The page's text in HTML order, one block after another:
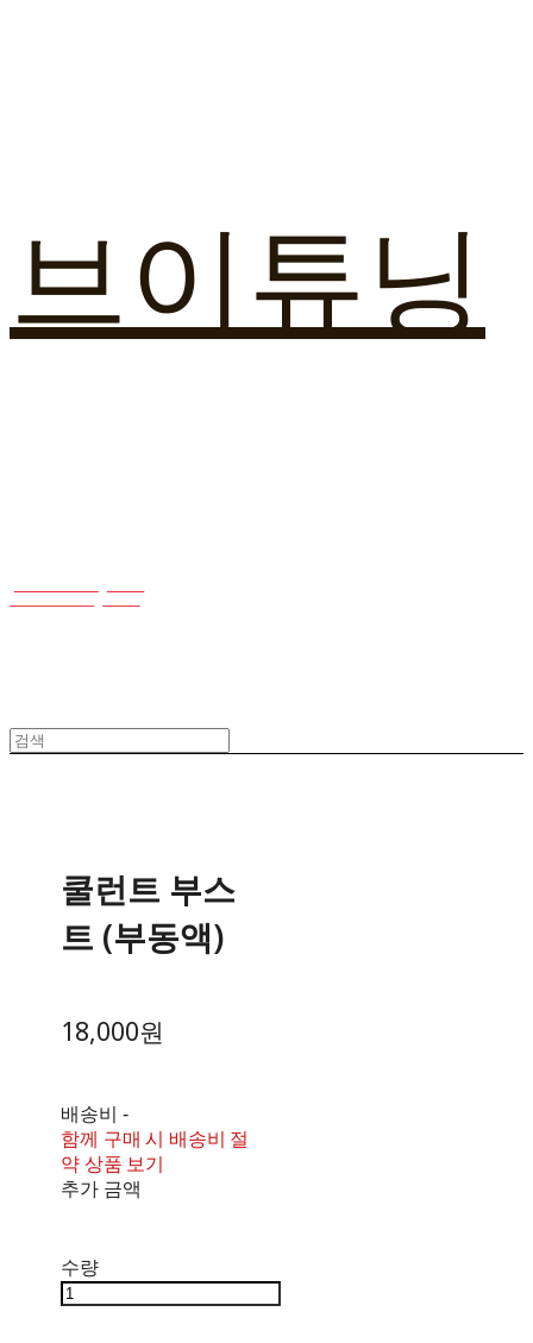
브이튜닝
쿨런트 부스
트 (부동액)
18,000원
배송비 -
함께 구매 시 배송비 절
약 상품 보기
추가 금액
수량